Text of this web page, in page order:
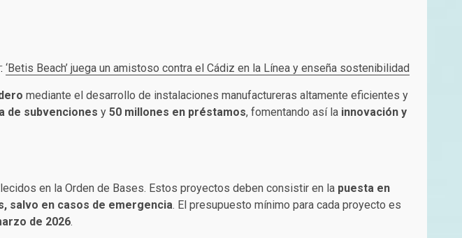
‘Betis Beach’ juega un amistoso contra el Cádiz en la Línea y enseña sostenibilidad
mediante el desarrollo de instalaciones manufactureras altamente eficientes y
de subvenciones y 50 millones en préstamos, fomentando así la innovación y
en la Orden de Bases. Estos proyectos deben consistir en la puesta en
salvo en casos de emergencia. El presupuesto mínimo para cada proyecto es
de 2026.